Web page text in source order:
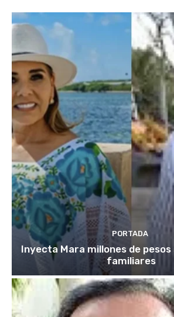
PORTADA
Inyecta Mara millones de
familiares